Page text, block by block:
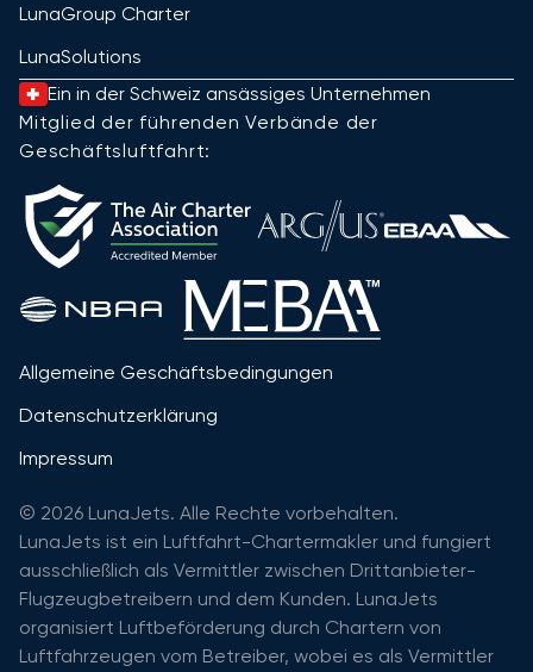
LunaGroup Charter
LunaSolutions
Ein in der Schweiz ansässiges Unternehmen
Mitglied der führenden Verbände der
Geschäftsluftfahrt:
Allgemeine Geschäftsbedingungen
Datenschutzerklärung
Impressum
© 2026 LunaJets. Alle Rechte vorbehalten.
LunaJets ist ein Luftfahrt-Chartermakler und fungiert
ausschließlich als Vermittler zwischen Drittanbieter-
Flugzeugbetreibern und dem Kunden. LunaJets
organisiert Luftbeförderung durch Chartern von
Luftfahrzeugen vom Betreiber, wobei es als Vermittler